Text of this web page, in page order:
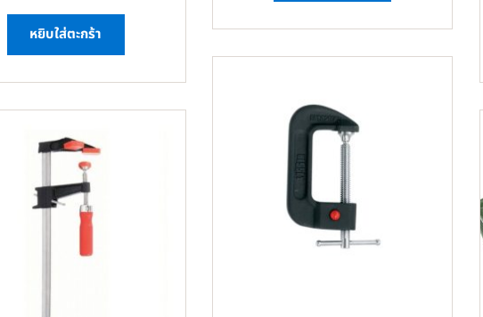
หยิบใส่ตะกร้า